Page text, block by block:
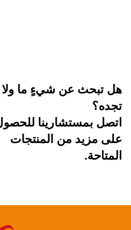
هل تبحث عن شيءٍ ما ولا
تجده؟
اتصل بمستشارينا للحصول
على مزيد من المنتجات
المتاحة.